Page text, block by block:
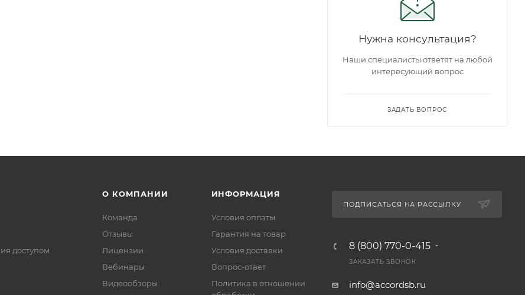
Нужна консультация?
Наши специалисты ответят на любой
интересующий вопрос
ЗАДАТЬ ВОПРОС
доступом
О КОМПАНИИ
Команда
Отзывы
Лицензии
Вебинары
Видеообзоры
ИНФОРМАЦИЯ
Условия оплаты
Гарантия на товар
Условия доставки
Вопрос-ответ
Политика в отношении
ПОДПИСАТЬСЯ НА РАССЫЛКУ
8 (800) 770-0-415
ЗАКАЗАТЬ ЗВОНОК
info@accordsb.ru